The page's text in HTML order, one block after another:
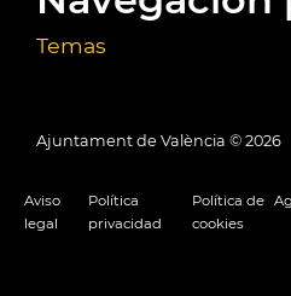
Temas
Ajuntament de València © 2026
Aviso
legal
Política
privacidad
Política de
cookies